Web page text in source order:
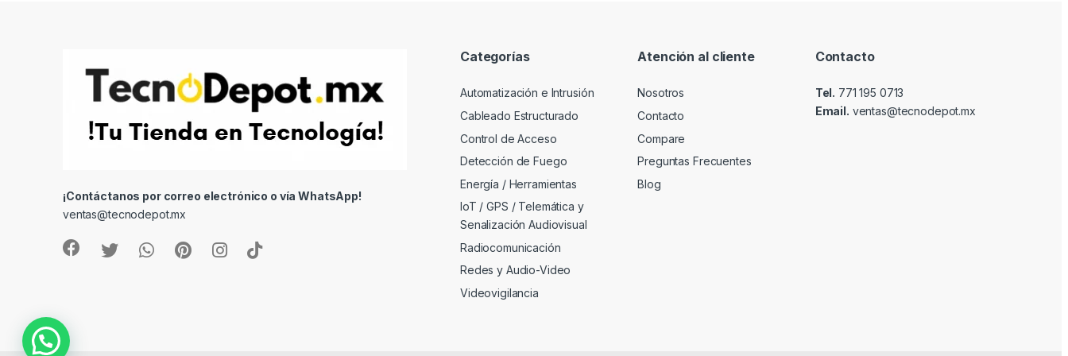
¡Contáctanos por correo electrónico o vía WhatsApp!
ventas@tecnodepot.mx
Categorías
Automatización e Intrusión
Cableado Estructurado
Control de Acceso
Detección de Fuego
Energía / Herramientas
IoT / GPS / Telemática y
Senalización Audiovisual
Radiocomunicación
Redes y Audio-Video
Videovigilancia
Atención al cliente
Nosotros
Contacto
Compare
Preguntas Frecuentes
Blog
Contacto
Tel. 771 195 0713
Email. ventas@tecnodepot.mx